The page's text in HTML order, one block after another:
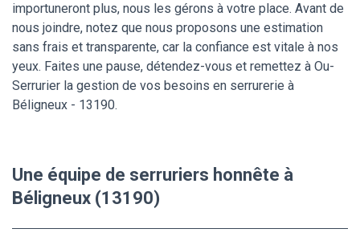
importuneront plus, nous les gérons à votre place. Avant de
nous joindre, notez que nous proposons une estimation
sans frais et transparente, car la confiance est vitale à nos
yeux. Faites une pause, détendez-vous et remettez à Ou-
Serrurier la gestion de vos besoins en serrurerie à
Béligneux - 13190.
Une équipe de serruriers honnête à
Béligneux (13190)